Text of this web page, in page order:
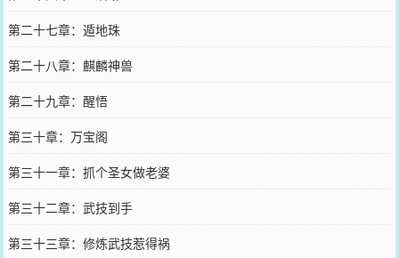
第二十七章：遁地珠
第二十八章：麒麟神兽
第二十九章：醒悟
第三十章：万宝阁
第三十一章：抓个圣女做老婆
第三十二章：武技到手
第三十三章：修炼武技惹得祸